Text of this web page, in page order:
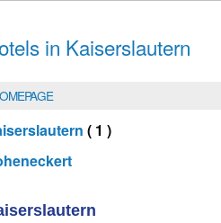
in Kaiserslautern
( 1 )